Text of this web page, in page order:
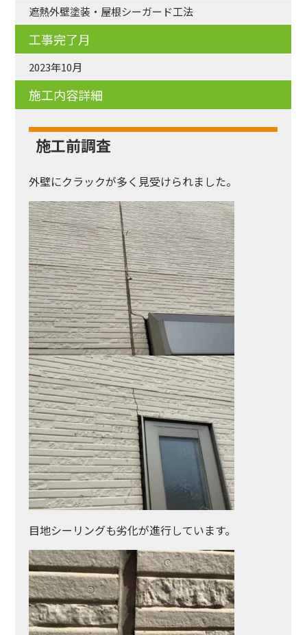
遮熱外壁塗装・屋根シーガード工法
工事完了月
2023年10月
施工内容詳細
施工前調査
外壁にクラックが多く見受けられました。
目地シーリングも劣化が進行しています。